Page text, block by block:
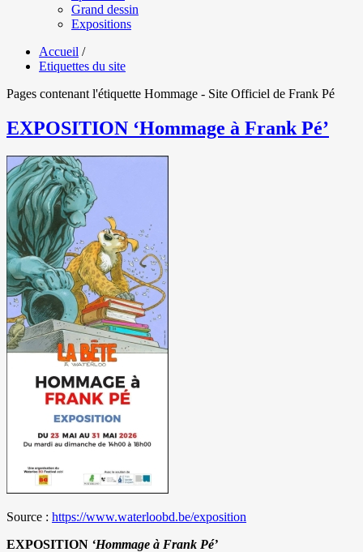
Grand dessin
Expositions
Accueil /
Etiquettes du site
Pages contenant l'étiquette Hommage - Site Officiel de Frank Pé
EXPOSITION ‘Hommage à Frank Pé’
Source : https://www.waterloobd.be/exposition
EXPOSITION ‘Hommage à Frank Pé’